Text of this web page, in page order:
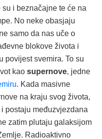
i beznačajne te će na
No neke obasjaju
samo da nas uče o
blokove života i
povijest svemira. To su
kao supernove, jedne
. Kada masivne
na kraju svog života,
postaju međuzvjezdana
zatim plutaju galaksijom
Radioaktivno